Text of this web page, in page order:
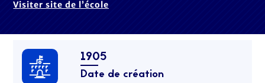
Visiter site de l’école
1905
Date de création